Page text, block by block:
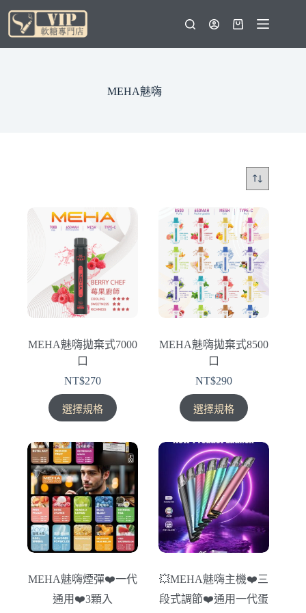
跳
購
物
MEHA魅嗨
MEHA魅嗨拋棄式7000
口
NT$270
選擇規格
此
產
有
多
種
款
式。
可
在
品
頁
MEHA魅嗨拋棄式8500
口
NT$290
選擇規格
此
產
有
多
種
款
式。
可
在
品
頁
MEHA魅嗨煙彈❤️‍一代
通用❤️‍3顆入
💥MEHA魅嗨主機❤️‍三
段式調節❤️‍通用一代蛋